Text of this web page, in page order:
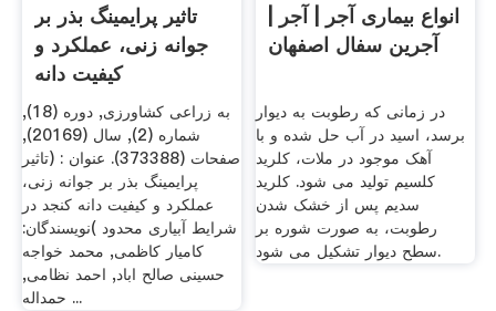
تاثیر پرایمینگ بذر بر
جوانه زنی، عملکرد و
کیفیت دانه
به زراعی کشاورزی, دوره (18),
شماره (2), سال (20169),
صفحات (373388). عنوان : (تاثیر
پرایمینگ بذر بر جوانه زنی،
عملکرد و کیفیت دانه کنجد در
شرایط آبیاری محدود )نویسندگان:
کامیار کاظمی, محمد خواجه
حسینی صالح اباد, احمد نظامی,
حمداله ...
انواع بیماری آجر | آجر |
آجرین سفال اصفهان
در زمانی که رطوبت به دیوار
برسد، اسید در آب حل شده و با
آهک موجود در ملات، کلرید
کلسیم تولید می شود. کلرید
سدیم پس از خشک شدن
رطوبت، به صورت شوره بر
سطح دیوار تشکیل می شود.